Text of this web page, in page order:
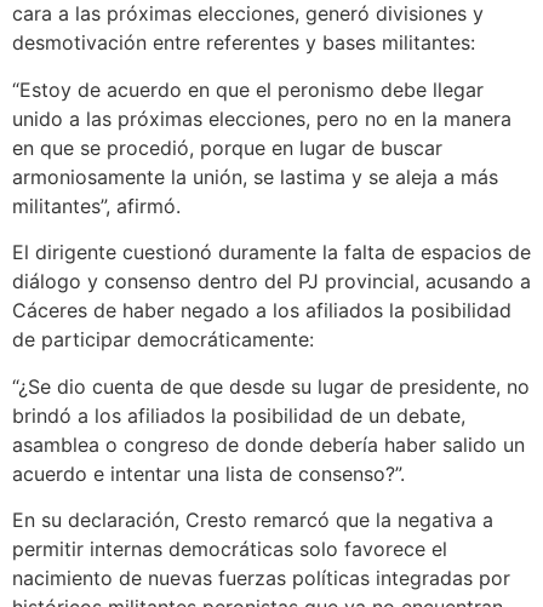
cara a las próximas elecciones, generó divisiones y
desmotivación entre referentes y bases militantes:
“Estoy de acuerdo en que el peronismo debe llegar
unido a las próximas elecciones, pero no en la manera
en que se procedió, porque en lugar de buscar
armoniosamente la unión, se lastima y se aleja a más
militantes”, afirmó.
El dirigente cuestionó duramente la falta de espacios de
diálogo y consenso dentro del PJ provincial, acusando a
Cáceres de haber negado a los afiliados la posibilidad
de participar democráticamente:
“¿Se dio cuenta de que desde su lugar de presidente, no
brindó a los afiliados la posibilidad de un debate,
asamblea o congreso de donde debería haber salido un
acuerdo e intentar una lista de consenso?”.
En su declaración, Cresto remarcó que la negativa a
permitir internas democráticas solo favorece el
nacimiento de nuevas fuerzas políticas integradas por